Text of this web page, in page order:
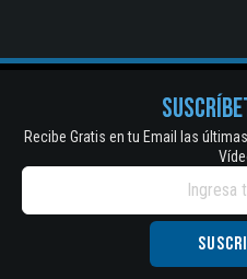
Recibe Gratis en tu Email las